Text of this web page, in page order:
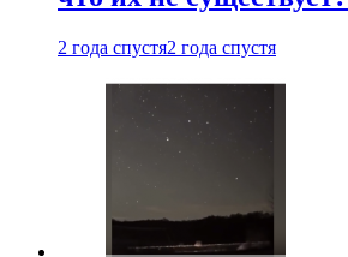
2 года спустя2 года спустя